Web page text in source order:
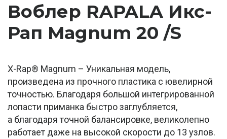
Воблер RAPALA Икс-
Рап Magnum 20 /S
X-Rap® Magnum – Уникальная модель,
произведена из прочного пластика с ювелирной
точностью. Благодаря большой интегрированной
лопасти приманка быстро заглубляется,
а благодаря точной балансировке, великолепно
работает даже на высокой скорости до 13 узлов.